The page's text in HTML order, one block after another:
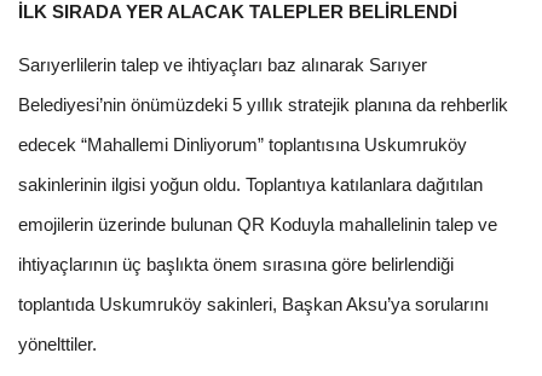
İLK SIRADA YER ALACAK TALEPLER BELİRLENDİ
Sarıyerlilerin talep ve ihtiyaçları baz alınarak Sarıyer
Belediyesi’nin önümüzdeki 5 yıllık stratejik planına da rehberlik
edecek “Mahallemi Dinliyorum” toplantısına Uskumruköy
sakinlerinin ilgisi yoğun oldu. Toplantıya katılanlara dağıtılan
emojilerin üzerinde bulunan QR Koduyla mahallelinin talep ve
ihtiyaçlarının üç başlıkta önem sırasına göre belirlendiği
toplantıda Uskumruköy sakinleri, Başkan Aksu’ya sorularını
yönelttiler.